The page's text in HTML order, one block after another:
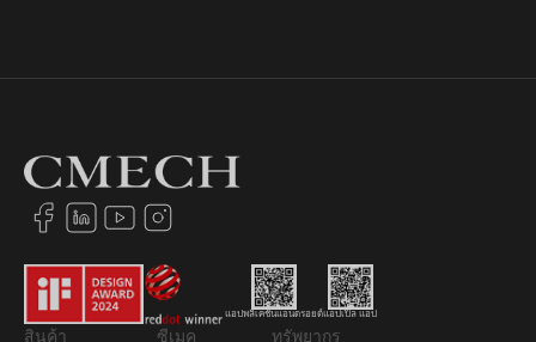
แอปพลิเคชันแอนดรอยด์แอปเปิล แอป
สินค้า ซีเมค ทรัพยากร